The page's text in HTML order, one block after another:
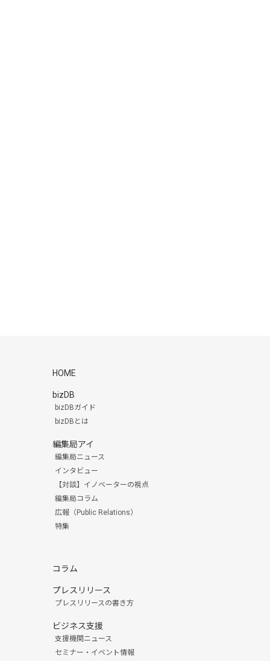
HOME
bizDB
bizDBガイド
bizDBとは
編集局アイ
編集局ニュース
インタビュー
【対談】イノベーターの視点
編集局コラム
広報（Public Relations）
特集
コラム
プレスリリース
プレスリリースの書き方
ビジネス支援
支援機関ニュース
セミナー・イベント情報